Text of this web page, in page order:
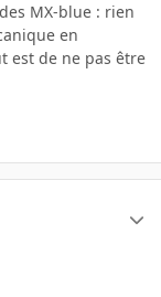
MX-blue : rien
en
est de ne pas être